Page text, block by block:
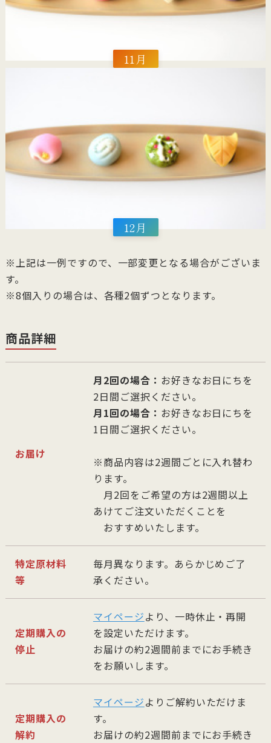
11月
12月
※上記は一例ですので、一部変更となる場合がございま
す。
※8個入りの場合は、各種2個ずつとなります。
商品詳細
お届け
月2回の場合： お好きなお日にちを
2日間ご選択ください。
月1回の場合： お好きなお日にちを
1日間ご選択ください。
※商品内容は2週間ごとに入れ替わ
ります。
月2回をご希望の方は2週間以上
あけてご注文いただくことを
おすすめいたします。
特定原材料
等
毎月異なります。あらかじめご了
承ください。
定期購入の
停止
マイページより、一時休止・再開
を設定いただけます。
お届けの約2週間前までにお手続き
をお願いします。
定期購入の
解約
マイページよりご解約いただけま
す。
お届けの約2週間前までにお手続き